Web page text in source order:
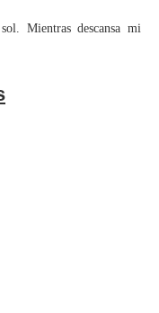
descansa mi